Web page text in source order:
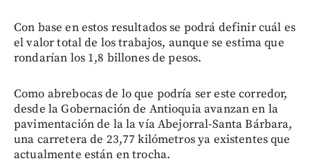
Con base en estos resultados se podrá definir cuál es
el valor total de los trabajos, aunque se estima que
rondarían los 1,8 billones de pesos.
Como abrebocas de lo que podría ser este corredor,
desde la Gobernación de Antioquia avanzan en la
pavimentación de la la vía Abejorral-Santa Bárbara,
una carretera de 23,77 kilómetros ya existentes que
actualmente están en trocha.